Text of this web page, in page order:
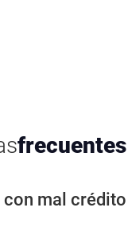
frecuentes
con mal crédito